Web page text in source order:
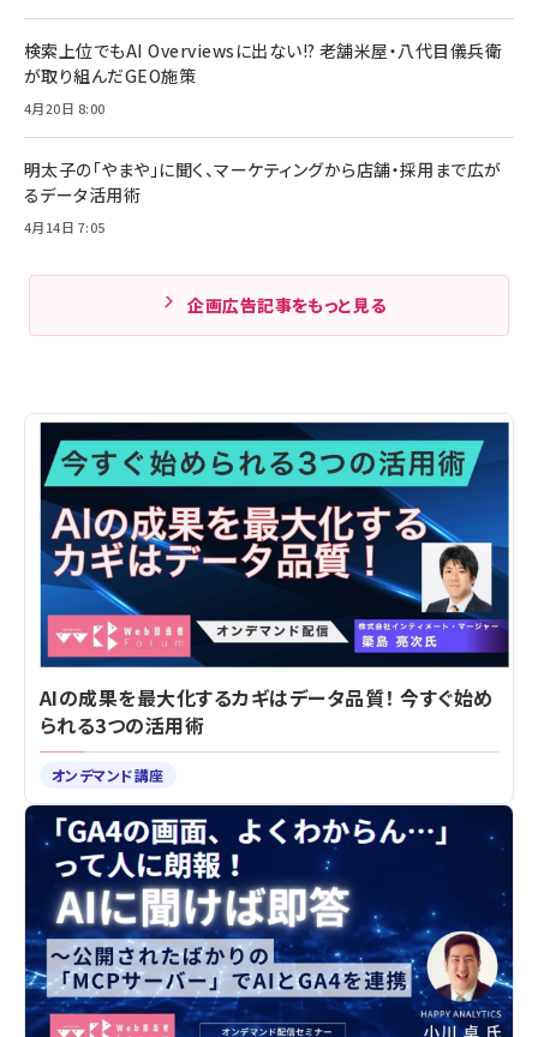
検索上位でもAI Overviewsに出ない!? 老舗米屋・八代目儀兵衛
が取り組んだGEO施策
4月20日 8:00
明太子の「やまや」に聞く、マーケティングから店舗・採用まで広が
るデータ活用術
4月14日 7:05
企画広告記事をもっと見る
AIの成果を最大化するカギはデータ品質！ 今すぐ始め
られる3つの活用術
オンデマンド講座